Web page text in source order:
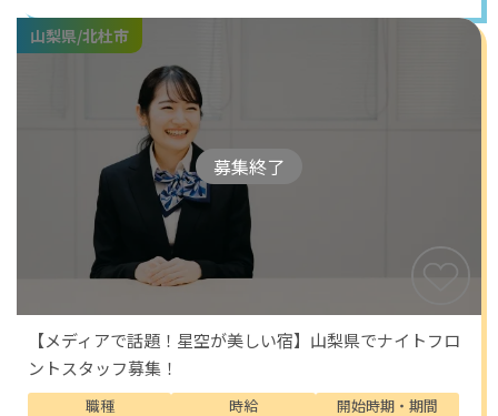
募集終了
山梨県/北杜市
【メディアで話題！星空が美しい宿】山梨県でナイトフロ
ントスタッフ募集！
職種
時給
開始時期・期間